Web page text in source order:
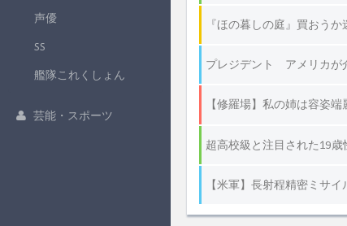
声優
SS
艦隊これくしょん
芸能・スポーツ